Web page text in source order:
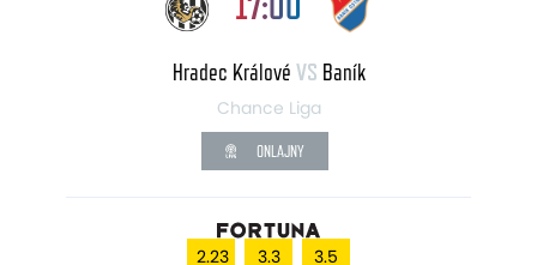
Hradec Králové VS Baník
Chance Liga
ONLAJNY
2.23 3.3 3.5